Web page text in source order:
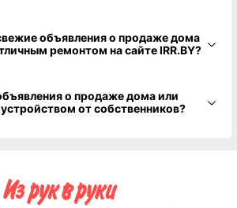
объявления о продаже дома
или коттеджа с отличным ремонтом на сайте IRR.BY?
о продаже дома или
коттеджа с благоустройством от собственников?